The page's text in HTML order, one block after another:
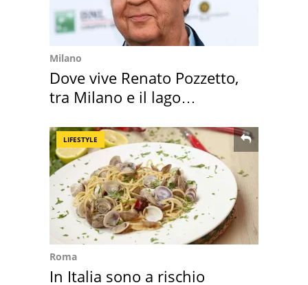
Milano
Dove vive Renato Pozzetto,
tra Milano e il lago
LIFESTYLE
Roma
In Italia sono a rischio